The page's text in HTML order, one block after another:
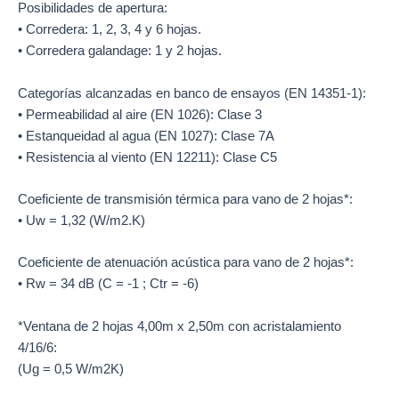
Posibilidades de apertura:
• Corredera: 1, 2, 3, 4 y 6 hojas.
• Corredera galandage: 1 y 2 hojas.
Categorías alcanzadas en banco de ensayos (EN 14351-1):
• Permeabilidad al aire (EN 1026): Clase 3
• Estanqueidad al agua (EN 1027): Clase 7A
• Resistencia al viento (EN 12211): Clase C5
Coeficiente de transmisión térmica para vano de 2 hojas*:
• Uw = 1,32 (W/m2.K)
Coeficiente de atenuación acústica para vano de 2 hojas*:
• Rw = 34 dB (C = -1 ; Ctr = -6)
*Ventana de 2 hojas 4,00m x 2,50m con acristalamiento
4/16/6:
(Ug = 0,5 W/m2K)